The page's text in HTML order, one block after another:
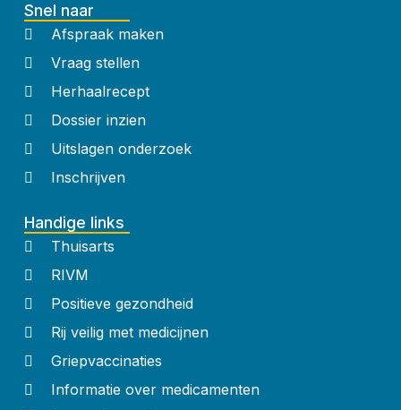
Snel naar
Afspraak maken
Vraag stellen
Herhaalrecept
Dossier inzien
Uitslagen onderzoek
Inschrijven
Handige links
Thuisarts
RIVM
Positieve gezondheid
Rij veilig met medicijnen
Griepvaccinaties
Informatie over medicamenten